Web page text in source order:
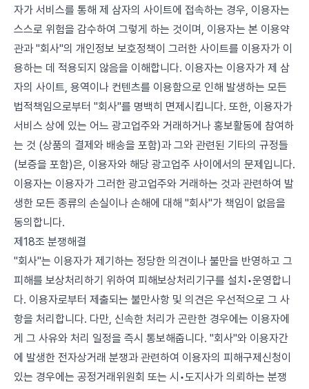
자가 서비스를 통해 제 삼자의 사이트에 접속하는 경우, 이용자는
스스로 위험을 감수하여 그렇게 하는 것이며, 이용자는 본 이용약
관과 "회사"의 개인정보 보호정책이 그러한 사이트를 이용자가 이
용하는 데 적용되지 않음을 이해합니다. 이용자는 이용자가 제 삼
자의 사이트, 용역이나 컨텐츠를 이용함으로 인해 발생하는 모든
법적책임으로부터 "회사"를 명백히 면제시킵니다. 또한, 이용자가
서비스 상에 있는 어느 광고업주와 거래하거나 홍보활동에 참여하
는 것 (상품의 결제와 배송을 포함)과 그와 관련된 기타의 규정들
(보증을 포함)은, 이용자와 해당 광고업주 사이에서의 문제입니다.
이용자는 이용자가 그러한 광고업주와 거래하는 것과 관련하여 발
생한 모든 종류의 손실이나 손해에 대해 "회사"가 책임이 없음을
동의합니다.
제18조 분쟁해결
"회사"는 이용자가 제기하는 정당한 의견이나 불만을 반영하고 그
피해를 보상처리하기 위하여 피해보상처리기구를 설치•운영합니
다. 이용자로부터 제출되는 불만사항 및 의견은 우선적으로 그 사
항을 처리합니다. 다만, 신속한 처리가 곤란한 경우에는 이용자에
게 그 사유와 처리 일정을 즉시 통보해줍니다. "회사"와 이용자간
에 발생한 전자상거래 분쟁과 관련하여 이용자의 피해구제신청이
있는 경우에는 공정거래위원회 또는 시•도지사가 의뢰하는 분쟁